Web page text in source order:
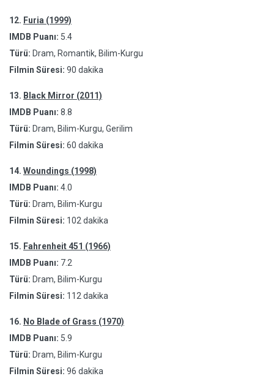
12. Furia (1999)
IMDB Puanı: 5.4
Türü: Dram, Romantik, Bilim-Kurgu
Filmin Süresi: 90 dakika
13. Black Mirror (2011)
IMDB Puanı: 8.8
Türü: Dram, Bilim-Kurgu, Gerilim
Filmin Süresi: 60 dakika
14. Woundings (1998)
IMDB Puanı: 4.0
Türü: Dram, Bilim-Kurgu
Filmin Süresi: 102 dakika
15. Fahrenheit 451 (1966)
IMDB Puanı: 7.2
Türü: Dram, Bilim-Kurgu
Filmin Süresi: 112 dakika
16. No Blade of Grass (1970)
IMDB Puanı: 5.9
Türü: Dram, Bilim-Kurgu
Filmin Süresi: 96 dakika